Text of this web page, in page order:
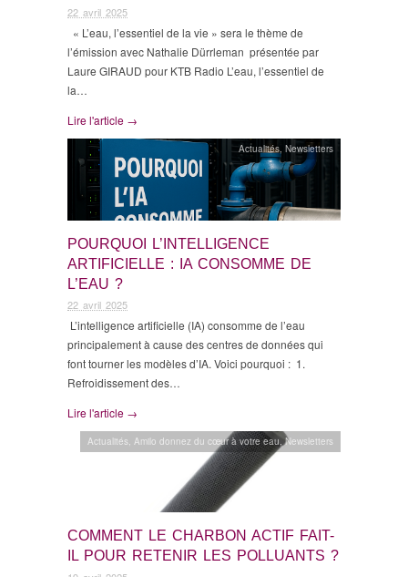
22 avril 2025
« L’eau, l’essentiel de la vie » sera le thème de
l’émission avec Nathalie Dürrleman présentée par
Laure GIRAUD pour KTB Radio L’eau, l’essentiel de
la…
Lire l'article →
POURQUOI L’INTELLIGENCE
ARTIFICIELLE : IA CONSOMME DE
L’EAU ?
22 avril 2025
Actualités, Newsletters
L’intelligence artificielle (IA) consomme de l’eau
principalement à cause des centres de données qui
font tourner les modèles d’IA. Voici pourquoi : 1.
Refroidissement des…
Lire l'article →
COMMENT LE CHARBON ACTIF FAIT-
IL POUR RETENIR LES POLLUANTS ?
Actualités, Amilo donnez du cœur à votre eau,Newsletters